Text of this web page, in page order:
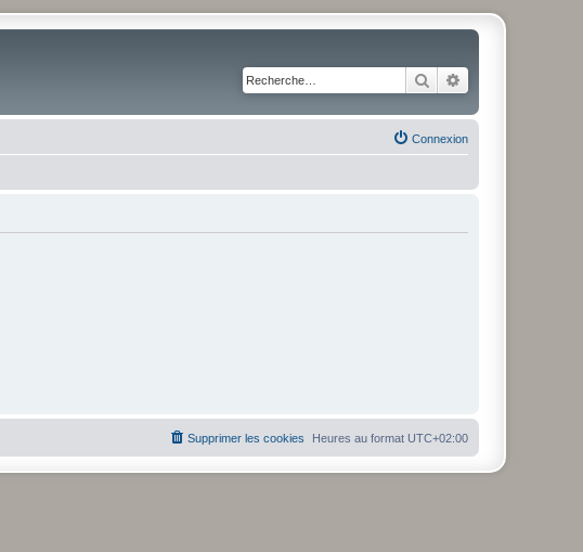
Rechercher
Connexion
Heures au format UTC+02:00
Supprimer les cookies